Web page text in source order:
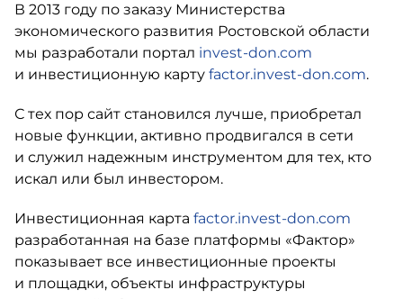
В 2013 году по заказу Министерства
экономического развития Ростовской области
мы разработали портал invest-don.com
и инвестиционную карту factor.invest-don.com.
С тех пор сайт становился лучше, приобретал
новые функции, активно продвигался в сети
и служил надежным инструментом для тех, кто
искал или был инвестором.
Инвестиционная карта factor.invest-don.com
разработанная на базе платформы «Фактор»
показывает все инвестиционные проекты
и площадки, объекты инфраструктуры